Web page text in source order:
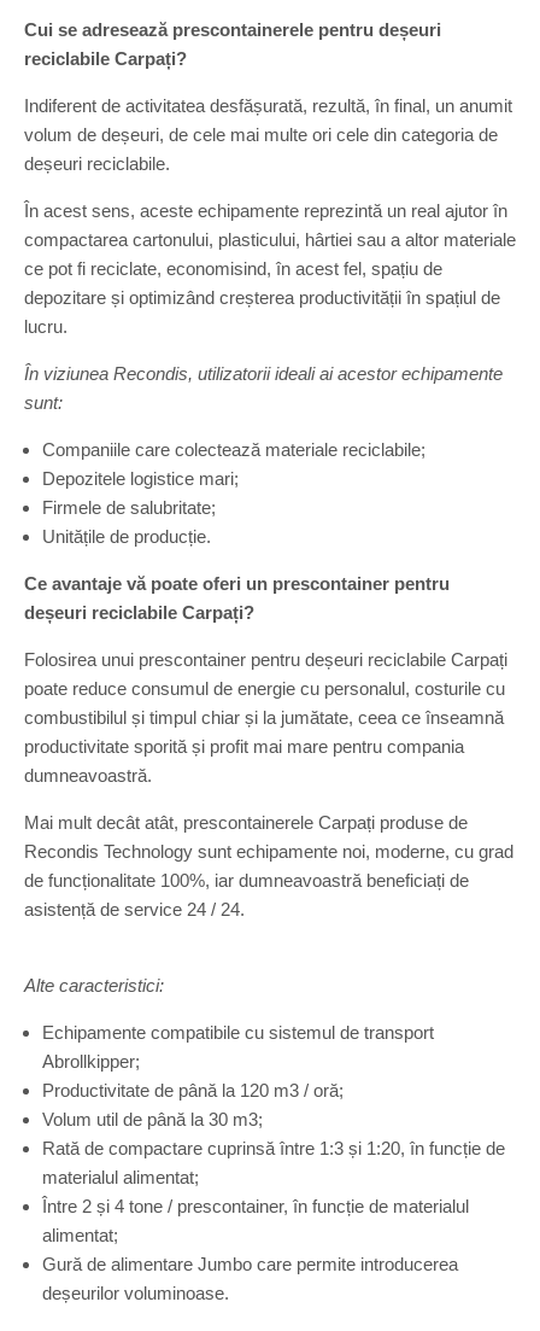
Cui se adresează prescontainerele pentru deșeuri
reciclabile Carpați?
Indiferent de activitatea desfășurată, rezultă, în final, un anumit
volum de deșeuri, de cele mai multe ori cele din categoria de
deșeuri reciclabile.
În acest sens, aceste echipamente reprezintă un real ajutor în
compactarea cartonului, plasticului, hârtiei sau a altor materiale
ce pot fi reciclate, economisind, în acest fel, spațiu de
depozitare și optimizând creșterea productivității în spațiul de
lucru.
În viziunea Recondis, utilizatorii ideali ai acestor echipamente
sunt:
Companiile care colectează materiale reciclabile;
Depozitele logistice mari;
Firmele de salubritate;
Unitățile de producție.
Ce avantaje vă poate oferi un prescontainer pentru
deșeuri reciclabile Carpați?
Folosirea unui prescontainer pentru deșeuri reciclabile Carpați
poate reduce consumul de energie cu personalul, costurile cu
combustibilul și timpul chiar și la jumătate, ceea ce înseamnă
productivitate sporită și profit mai mare pentru compania
dumneavoastră.
Mai mult decât atât, prescontainerele Carpați produse de
Recondis Technology sunt echipamente noi, moderne, cu grad
de funcționalitate 100%, iar dumneavoastră beneficiați de
asistență de service 24 / 24.
Alte caracteristici:
Echipamente compatibile cu sistemul de transport
Abrollkipper;
Productivitate de până la 120 m3 / oră;
Volum util de până la 30 m3;
Rată de compactare cuprinsă între 1:3 și 1:20, în funcție de
materialul alimentat;
Între 2 și 4 tone / prescontainer, în funcție de materialul
alimentat;
Gură de alimentare Jumbo care permite introducerea
deșeurilor voluminoase.